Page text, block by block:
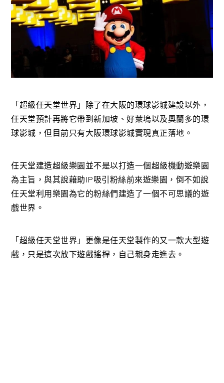
「超級任天堂世界」除了在大阪的環球影城建設以外，
任天堂預計再將它帶到新加坡、好萊塢以及奧蘭多的環
球影城，但目前只有大阪環球影城實現真正落地。
任天堂建造超級樂園並不是以打造一個超級機動遊樂園
為主旨，與其說藉助IP吸引粉絲前來遊樂園，倒不如說
任天堂利用樂園為它的粉絲們建造了一個不可思議的遊
戲世界。
「超級任天堂世界」更像是任天堂製作的又一款大型遊
戲，只是這次放下遊戲搖桿，自己親身走進去。